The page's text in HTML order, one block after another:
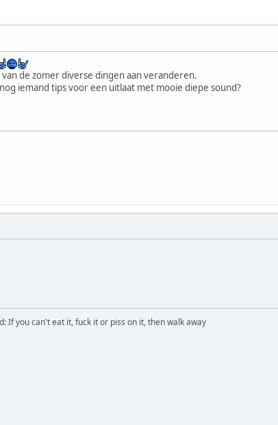
de zomer diverse dingen aan veranderen.
iemand tips voor een uitlaat met mooie diepe sound?
If you can't eat it, fuck it or piss on it, then walk away